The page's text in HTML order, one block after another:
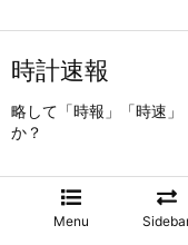
時計速報
略して「時報」「時速
か？
Menu